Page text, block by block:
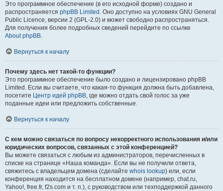
Это программное обеспечение (в его исходной форме) создано и
распространяется phpBB Limited . Оно доступно на условиях GNU General
Public Licence, версии 2 (GPL-2.0) и может свободно распространяться.
Для получения более подробных сведений перейдите по ссылке
About phpBB.
Вернуться к началу
Почему здесь нет такой-то функции?
Это программное обеспечение было создано и лицензировано phpBB
Limited. Если вы считаете, что какая-то функция должна быть добавлена,
посетите Центр идей phpBB, где можно отдать свой голос за уже
поданные идеи или предложить собственные.
Вернуться к началу
С кем можно связаться по вопросу некорректного использования и/или
юридических вопросов, связанных с этой конференцией?
Вы можете связаться с любым из администраторов, перечисленных в
списке на странице «Наша команда». Если вы не получили ответа,
свяжитесь с владельцем домена (сделайте whois lookup) или, если
конференция находится на бесплатном домене (например, chat.ru,
Yahoo!, free.fr, f2s.com и т. п.), с руководством или техподдержкой данного